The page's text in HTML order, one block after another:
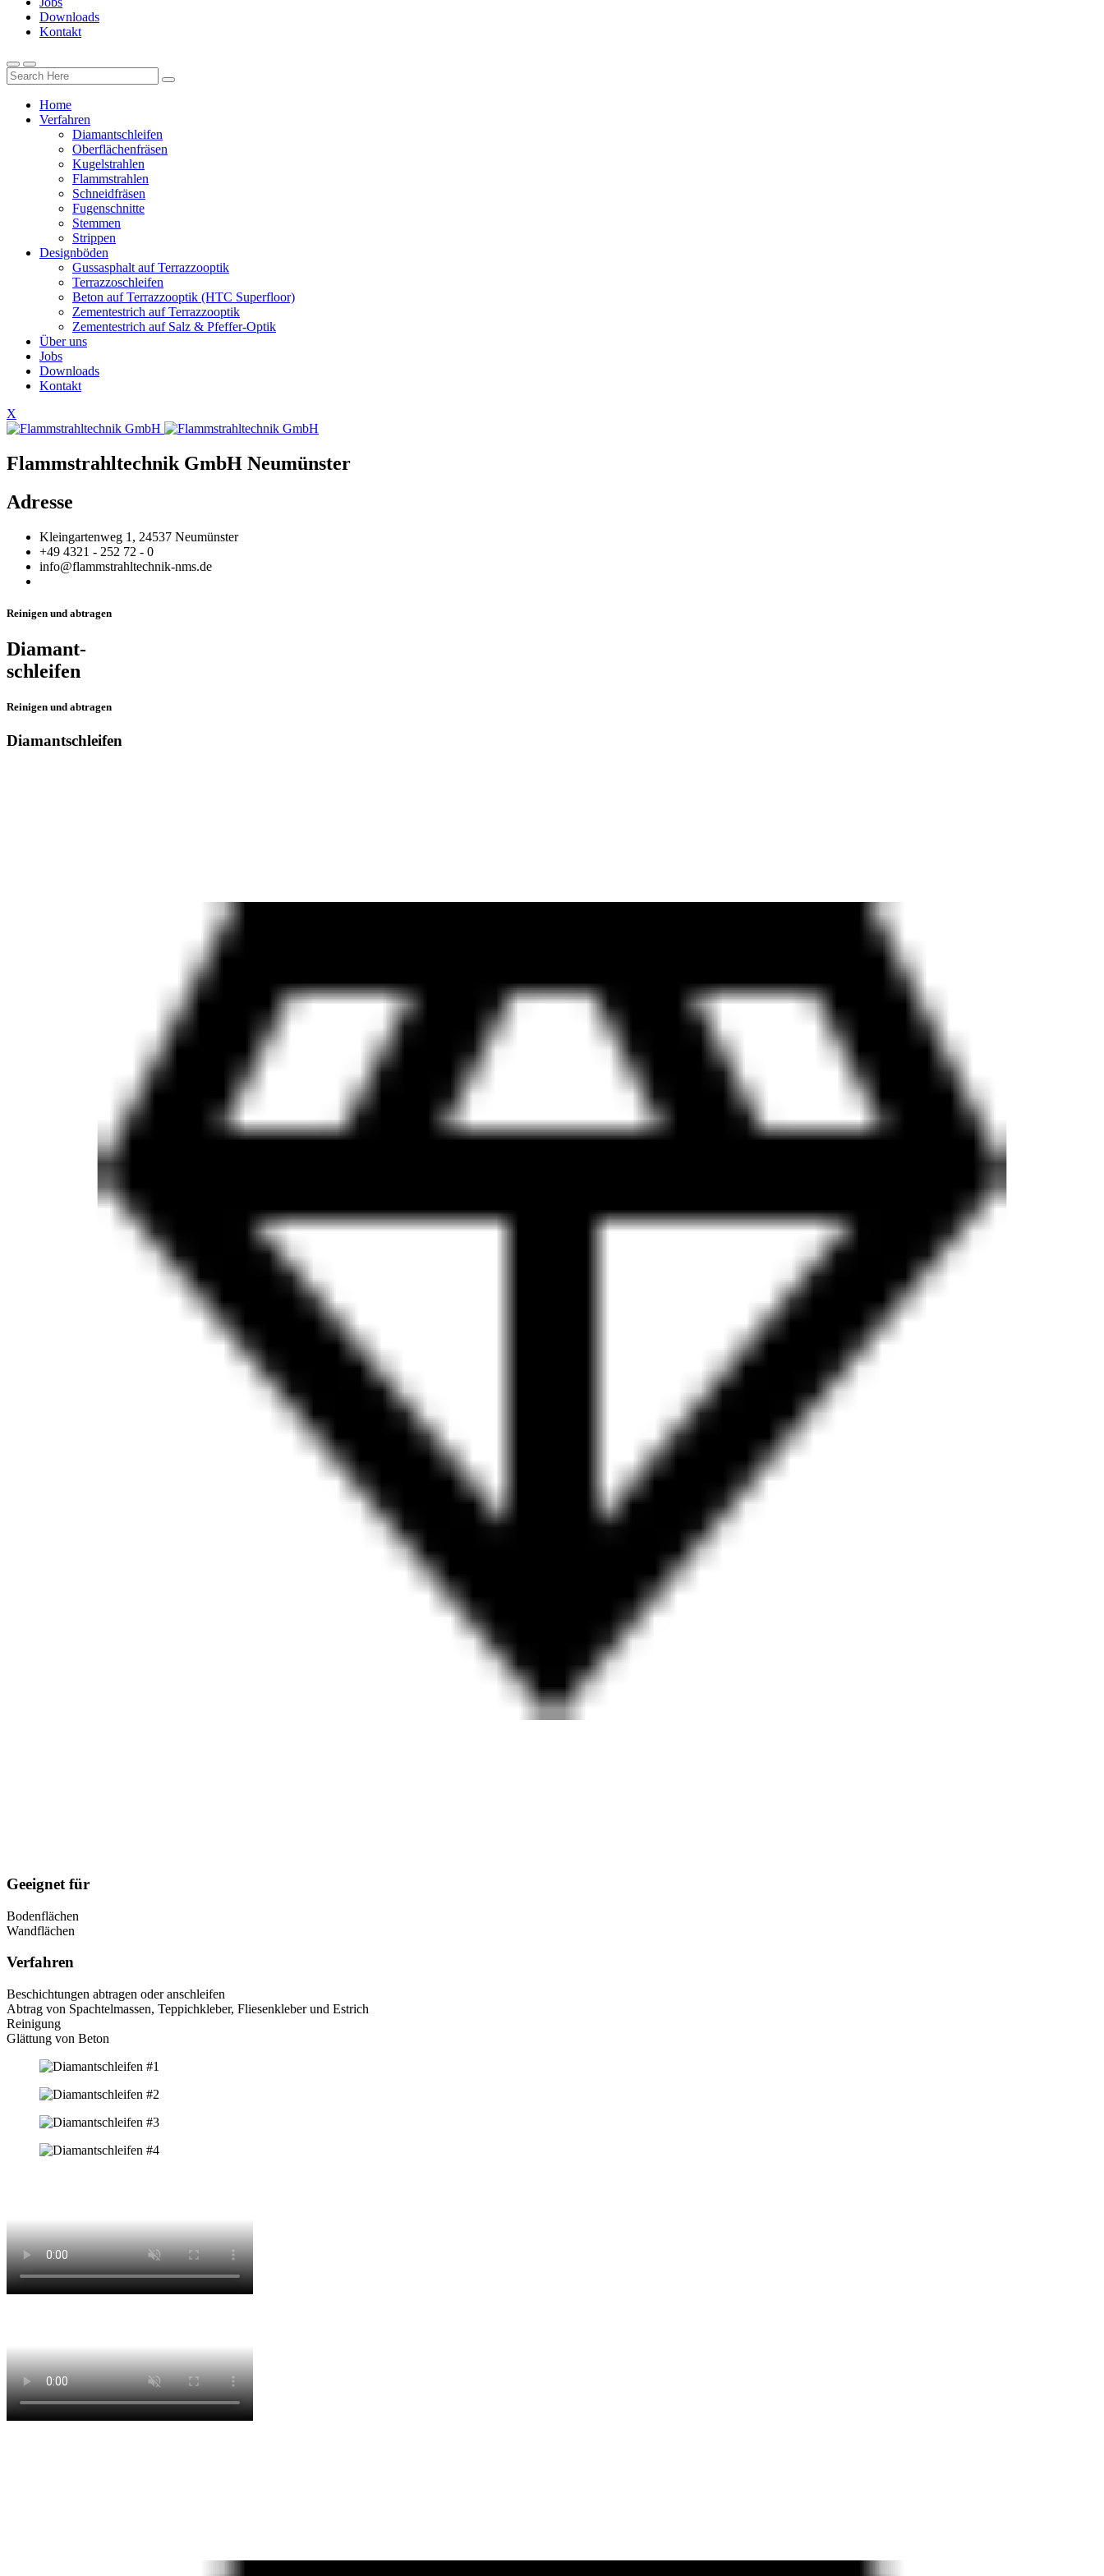
Downloads
Kontakt
Home
Verfahren
Diamantschleifen
Oberflächenfräsen
Kugelstrahlen
Flammstrahlen
Schneidfräsen
Fugenschnitte
Stemmen
Strippen
Designböden
Gussasphalt auf Terrazzooptik
Terrazzoschleifen
Beton auf Terrazzooptik (HTC Superfloor)
Zementestrich auf Terrazzooptik
Zementestrich auf Salz & Pfeffer-Optik
Über uns
Jobs
Downloads
Kontakt
X
Flammstrahltechnik GmbH Neumünster
Adresse
Kleingartenweg 1, 24537 Neumünster
+49 4321 - 252 72 - 0
info@flammstrahltechnik-nms.de
Reinigen und abtragen
Diamant-
schleifen
Reinigen und abtragen
Diamantschleifen
Geeignet für
Bodenflächen
Wandflächen
Verfahren
Beschichtungen abtragen oder anschleifen
Abtrag von Spachtelmassen, Teppichkleber, Fliesenkleber und Estrich
Reinigung
Glättung von Beton